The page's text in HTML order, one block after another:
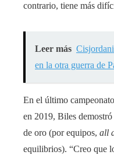
contrario, tiene más
Leer más
en la otra guerra de
En el último
en 2019, Biles
de oro (por equipos, all
equilibrios). “Creo que